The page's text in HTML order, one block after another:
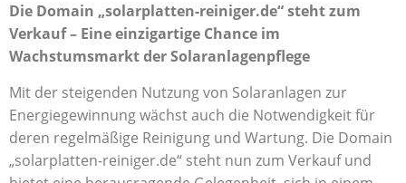
Die Domain „solarplatten-reiniger.de“ steht zum
Verkauf – Eine einzigartige Chance im
Wachstumsmarkt der Solaranlagenpflege
Mit der steigenden Nutzung von Solaranlagen zur
Energiegewinnung wächst auch die Notwendigkeit für
deren regelmäßige Reinigung und Wartung. Die Domain
„solarplatten-reiniger.de“ steht nun zum Verkauf und